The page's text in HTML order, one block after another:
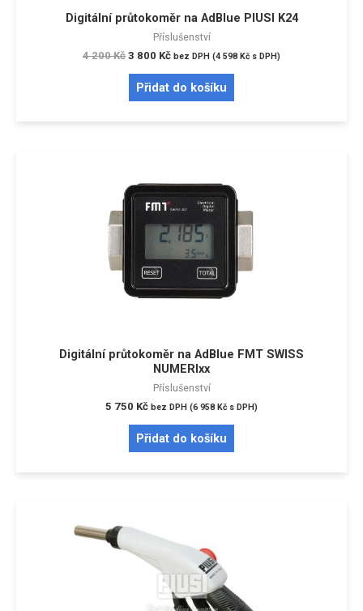
Digitální průtokoměr na AdBlue PIUSI K24
Příslušenství
4 200Kč 3 800 Kč bez DPH (4 598 Kč s DPH)
Přidat do košíku
Digitální průtokoměr na AdBlue FMT SWISS
NUMERIxx
Příslušenství
5 750 Kč bez DPH (6 958 Kč s DPH)
Přidat do košíku